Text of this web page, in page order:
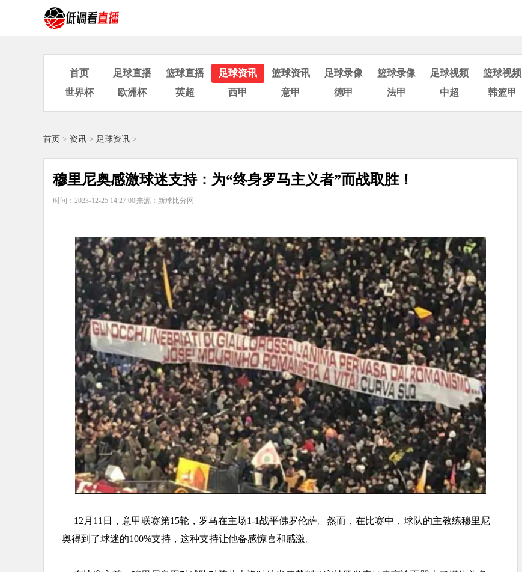
首页 足球直播 篮球直播 足球资讯 篮球资讯 足球录像 篮球录像 足球视频
篮球视频
世界杯
欧洲杯 英超 西甲 意甲 德甲 法甲 中超 韩篮甲
首页 > 资讯 > 足球资讯 >
穆里尼奥感激球迷支持：为“终身罗马主义者”而战取胜！
时间：2023-12-25 14:27:00|来源：新球比分网
12月11日，意甲联赛第15轮，罗马在主场1-1战平佛罗伦萨。然而，在比赛中，球队的主教练穆里尼
奥得到了球迷的100%支持，这种支持让他备感惊喜和感激。